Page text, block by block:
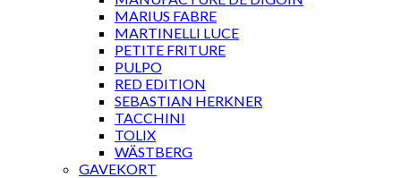
MARIUS FABRE
MARTINELLI LUCE
PETITE FRITURE
PULPO
RED EDITION
SEBASTIAN HERKNER
TACCHINI
TOLIX
WÄSTBERG
GAVEKORT